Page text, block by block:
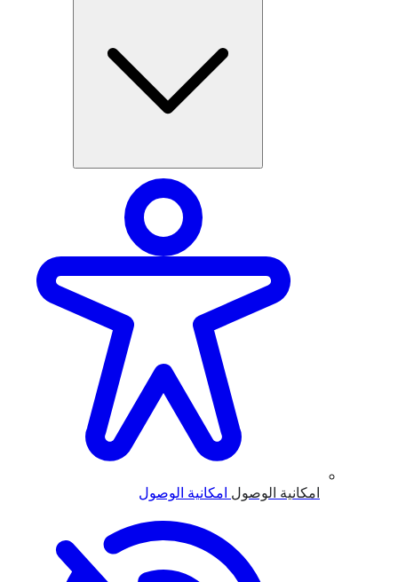
امكانية الوصول امكانية الوصول